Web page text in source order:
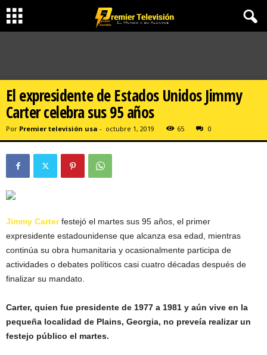
El expresidente de Estados Unidos Jimmy
Carter celebra sus 95 años
Por Premier televisión usa - octubre 1, 2019 65 0
Jimmy Carterfestejó el martes sus 95 años, el primer
expresidente estadounidense que alcanza esa edad, mientras
continúa su obra humanitaria y ocasionalmente participa de
actividades o debates políticos casi cuatro décadas después de
finalizar su mandato.
Carter, quien fue presidente de 1977 a 1981 y aún vive en la
pequeña localidad de Plains, Georgia, no preveía realizar un
festejo público el martes.